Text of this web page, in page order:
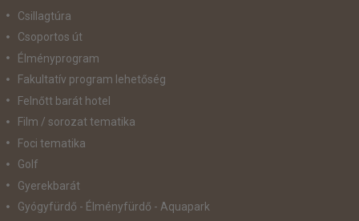
Csillagtúra
Csoportos út
Élményprogram
Fakultatív program lehetőség
Felnőtt barát hotel
Film / sorozat tematika
Foci tematika
Golf
Gyerekbarát
Gyógyfürdő - Élményfürdő - Aquapark